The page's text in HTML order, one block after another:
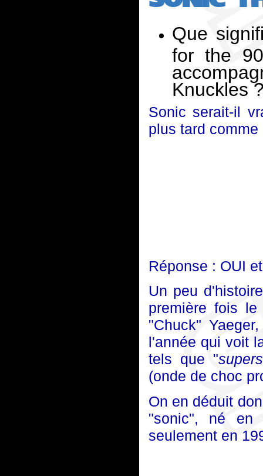
Que
for the
Knuckles
Sonic serait-il
plus tard
Réponse : OUI
Un peu
première fois
"Chuck"
l'année qui voit
tels que "
(onde de choc
On en déduit
"sonic", né en
seulement en